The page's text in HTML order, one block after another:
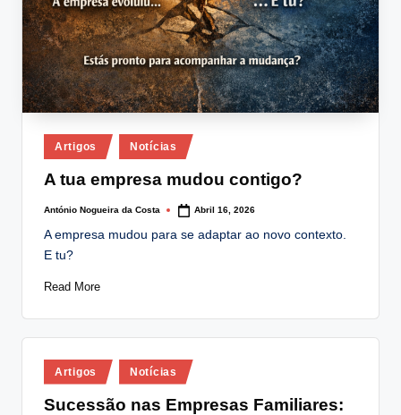
Posted
in
Artigos Notícias
A tua empresa mudou contigo?
Posted
António Nogueira da Costa Abril 16, 2026
A empresa mudou para se adaptar ao novo contexto.
E tu?
Read More
Posted
in
Artigos Notícias
Sucessão nas Empresas Familiares: